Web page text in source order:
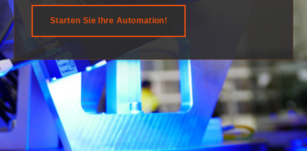
Starten Sie Ihre Automation!